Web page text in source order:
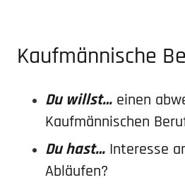
Kaufmän­nische
Du willst… einen
Kaufmän­ni­schen
Du hast… Interesse
Abläufen?